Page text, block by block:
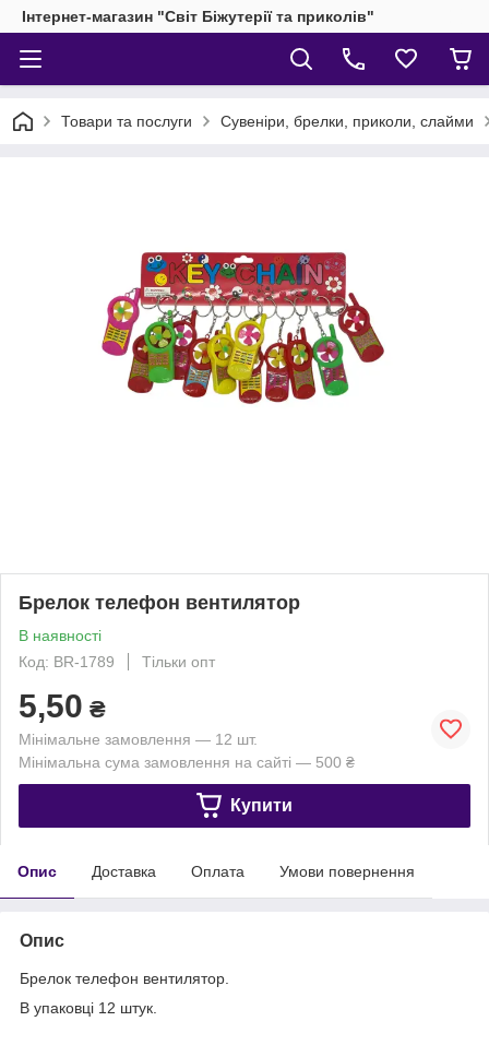
Інтернет-магазин "Світ Біжутерії та приколів"
Товари та послуги Сувеніри, брелки, приколи, слайми
Брелок телефон вентилятор
В наявності
Код: BR-1789
Тільки опт
5,50 ₴
Мінімальне замовлення — 12 шт.
Мінімальна сума замовлення на сайті — 500 ₴
Купити
Опис Доставка Оплата Умови повернення
Опис
Брелок телефон вентилятор.
В упаковці 12 штук.